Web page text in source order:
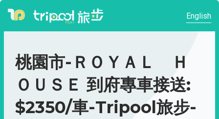
English
桃園市-ＲＯＹＡＬ Ｈ
ＯＵＳＥ 到府專車接送:
$2350/車-Tripool旅步-